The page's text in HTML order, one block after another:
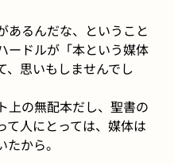
あるんだな、ということ
ードルが「本という媒体
、思いもしませんでし
上の無配本だし、聖書の
て人にとっては、媒体は
から。